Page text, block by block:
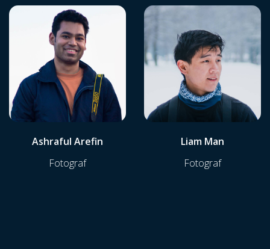
Ashraful Arefin
Fotograf
Liam Man
Fotograf